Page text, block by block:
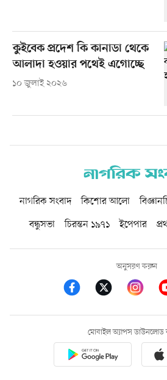
কুইবেক প্রদেশ কি কানাডা থেকে
আলাদা হওয়ার পথেই এগোচ্ছে
১০ জুলাই ২০২৬
নাগরিক সংবাদ কিশোর আলো
বন্ধুসভা
চিরন্তন ১৯৭১ ইপেপার
অনুসরণ করুন
মোবাইল অ্যাপস